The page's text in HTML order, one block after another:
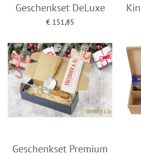
Geschenkset DeLuxe
€151,85
Geschenkset Premium